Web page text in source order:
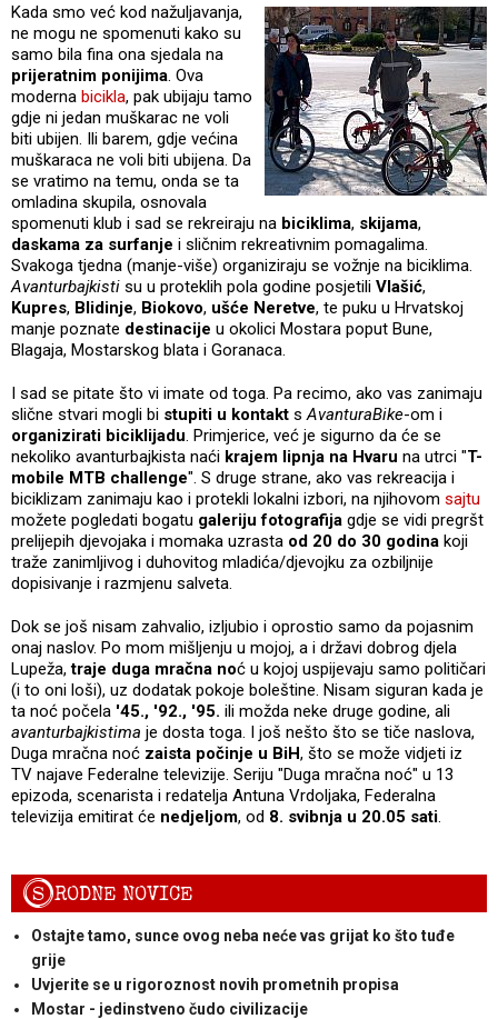
Kada smo već kod nažuljavanja,
ne mogu ne spomenuti kako su
samo bila fina ona sjedala na
prijeratnim ponijima. Ova
moderna bicikla, pak ubijaju tamo
gdje ni jedan muškarac ne voli
biti ubijen. Ili barem, gdje većina
muškaraca ne voli biti ubijena. Da
se vratimo na temu, onda se ta
omladina skupila, osnovala
spomenuti klub i sad se rekreiraju na biciklima, skijama,
daskama za surfanje i sličnim rekreativnim pomagalima.
Svakoga tjedna (manje-više) organiziraju se vožnje na biciklima.
Avanturbajkisti su u proteklih pola godine posjetili Vlašić,
Kupres, Blidinje, Biokovo, ušće Neretve, te puku u Hrvatskoj
manje poznate destinacije u okolici Mostara poput Bune,
Blagaja, Mostarskog blata i Goranaca.
I sad se pitate što vi imate od toga. Pa recimo, ako vas zanimaju
slične stvari mogli bi stupiti u kontakt sAvanturaBike-om i
organizirati biciklijadu. Primjerice, već je sigurno da će se
nekoliko avanturbajkista naći krajem lipnja na Hvaru na utrci "T-
mobile MTB challenge". S druge strane, ako vas rekreacija i
biciklizam zanimaju kao i protekli lokalni izbori, na njihovom sajtu
možete pogledati bogatu galeriju fotografija gdje se vidi pregršt
prelijepih djevojaka i momaka uzrasta od 20 do 30 godina koji
traže zanimljivog i duhovitog mladića/djevojku za ozbiljnije
dopisivanje i razmjenu salveta.
Dok se još nisam zahvalio, izljubio i oprostio samo da pojasnim
onaj naslov. Po mom mišljenju u mojoj, a i državi dobrog djela
Lupeža,traje duga mračna noć u kojoj uspijevaju samo političari
(i to oni loši), uz dodatak pokoje boleštine. Nisam siguran kada je
ta noć počela '45., '92., '95. ili možda neke druge godine, ali
avanturbajkistima je dosta toga. I još nešto što se tiče naslova,
Duga mračna noć zaista počinje u BiH, što se može vidjeti iz
TV najave Federalne televizije. Seriju "Duga mračna noć" u 13
epizoda, scenarista i redatelja Antuna Vrdoljaka, Federalna
televizija emitirat će nedjeljom, od 8. svibnja u 20.05 sati.
SRODNE NOVICE
Ostajte tamo, sunce ovog neba neće vas grijat ko što tuđe
grije
Uvjerite se u rigoroznost novih prometnih propisa
Mostar - jedinstveno čudo civilizacije